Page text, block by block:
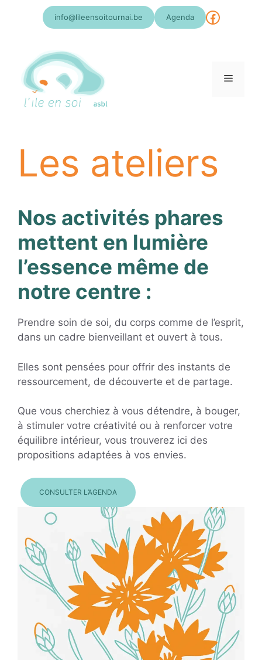
info@lileensoitournai.be Agenda
Menu
Les ateliers
Nos activités phares
mettent en lumière
l’essence même de
notre centre :
Prendre soin de soi, du corps comme de l’esprit,
dans un cadre bienveillant et ouvert à tous.
Elles sont pensées pour offrir des instants de
ressourcement, de découverte et de partage.
Que vous cherchiez à vous détendre, à bouger,
à stimuler votre créativité ou à renforcer votre
équilibre intérieur, vous trouverez ici des
propositions adaptées à vos envies.
CONSULTER L’AGENDA